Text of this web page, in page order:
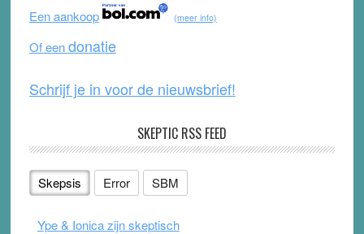
o
k
e
Een aankoop
(meer info)
Of eendonatie
Schrijf je in voor de nieuwsbrief!
SKEPTIC RSS FEED
Skepsis Error SBM
Ype & Ionica zijn skeptisch